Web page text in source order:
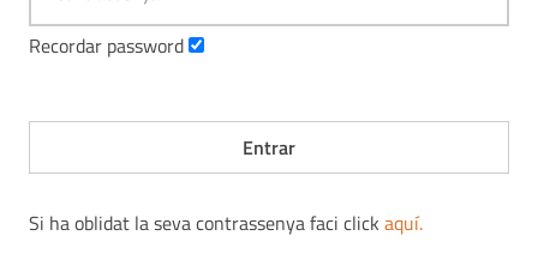
Recordar password
Si ha oblidat la seva contrassenya faci click aquí.